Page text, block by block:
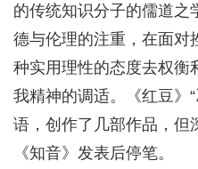
的传统知识分子的儒道之
德与伦理的注重，在面对
种实用理性的态度去权衡
我精神的调适。《红豆》
语，创作了几部作品，但
《知音》发表后停笔。